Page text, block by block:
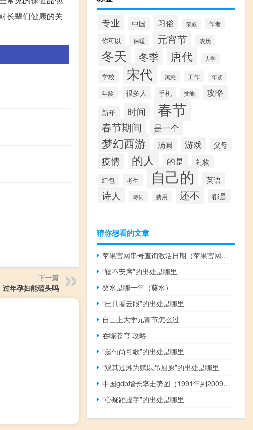
长辈们健康的关
下一篇
过年孕妇能磕头吗
专业 中国 习俗 亲戚 作者
你可以 保暖 元宵节 农历
冬天 冬季 唐代 大学
学校 宋代 寓意 工作 年初
年龄 很多人 手机 技能 攻略
新年 时间 春节
春节期间 是一个
梦幻西游 汤圆 游戏 父母
疫情 的人 的是 礼物
红包 考生 自己的 英语
诗人 诗词 费用 还不 都是
猜你想看的文章
苹果官网串号查询激活日期（苹果官网串号查询）
“寝不安席”的出处是哪里
癸水是哪一年（葵水）
“已具看云眼”的出处是哪里
自己上大学元宵节怎么过
吞噬苍穹 攻略
“遗句尚可歌”的出处是哪里
“观其过湘为赋以吊屈原”的出处是哪里
中国gdp增长率走势图（1991年到2009年来中国的个年GDP是多少 及增长率）
“心疑蹈虚宇”的出处是哪里